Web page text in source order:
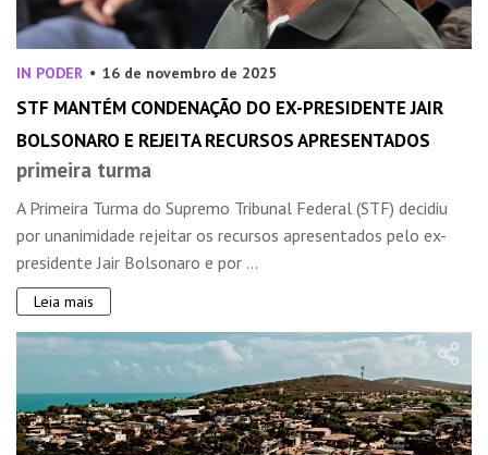
IN PODER 16 de novembro de 2025
STF MANTÉM CONDENAÇÃO DO EX-PRESIDENTE JAIR
BOLSONARO E REJEITA RECURSOS APRESENTADOS
primeira turma
A Primeira Turma do Supremo Tribunal Federal (STF) decidiu
por unanimidade rejeitar os recursos apresentados pelo ex-
presidente Jair Bolsonaro e por ...
Leia mais